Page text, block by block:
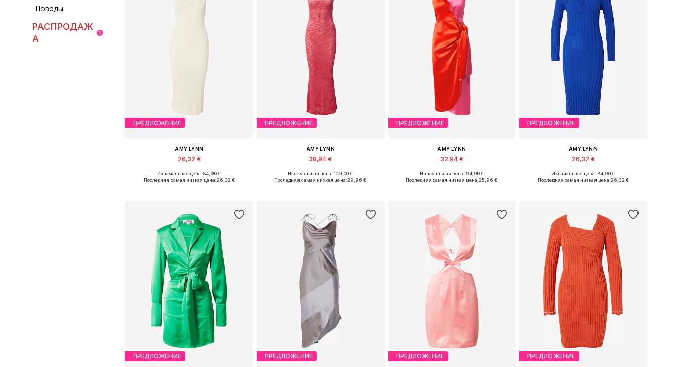
Поводы
РАСПРОДАЖ
А
ПРЕДЛОЖЕНИЕ
AMY LYNN
26,32 €
Доступные размеры: M, L
Изначальная цена: 84,90 €
Последняя самая низкая цена:26,32 €
ПРЕДЛОЖЕНИЕ
AMY LYNN
38,94 €
Доступные размеры: 38, 40
Изначальная цена: 109,00 €
Последняя самая низкая цена:29,96 €
ПРЕДЛОЖЕНИЕ
AMY LYNN
32,94 €
Доступные размеры: 38, 40
Изначальная цена: 94,90 €
Последняя самая низкая цена:25,96 €
ПРЕДЛОЖЕНИЕ
AMY LYNN
26,32 €
Доступные размеры: 36, 40
Изначальная цена: 84,90 €
Последняя самая низкая цена:26,32 €
ПРЕДЛОЖЕНИЕ ПРЕДЛОЖЕНИЕ ПРЕДЛОЖЕНИЕ ПРЕДЛОЖЕНИЕ